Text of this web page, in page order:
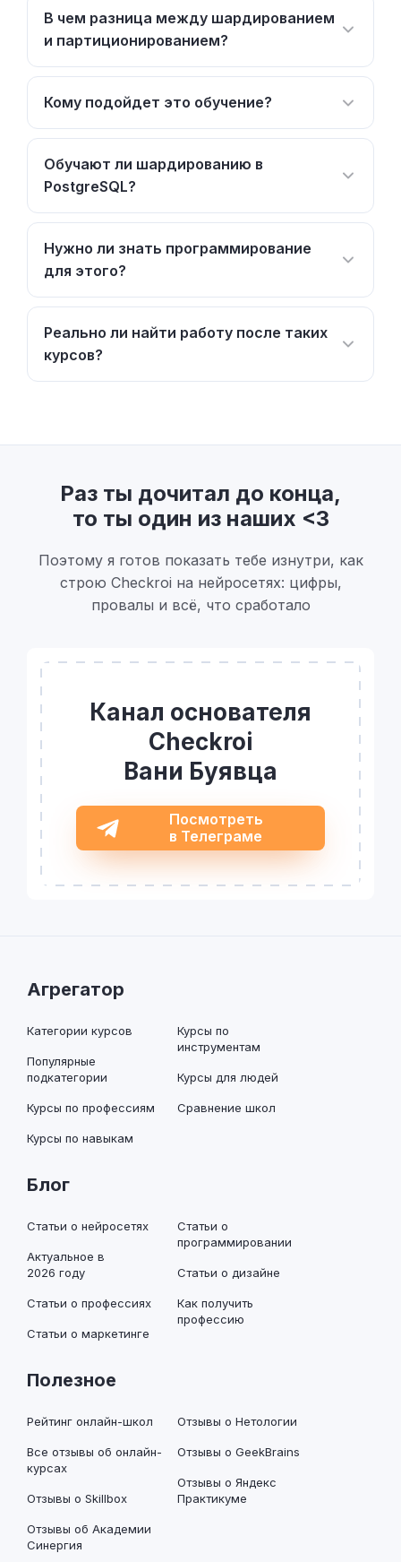
В чем разница между шардированием
и партиционированием?
Кому подойдет это обучение?
Обучают ли шардированию в
PostgreSQL?
Нужно ли знать программирование
для этого?
Реально ли найти работу после таких
курсов?
Раз ты дочитал до конца,
то ты один из наших <3
Поэтому я готов показать тебе изнутри, как
строю Checkroi на нейросетях: цифры,
провалы и всё, что сработало
Канал основателя
Checkroi
Вани Буявца
Посмотреть
в Телеграме
Агрегатор
Категории курсов
Популярные
подкатегории
Курсы по профессиям
Курсы по навыкам
Курсы по
инструментам
Курсы для людей
Сравнение школ
Блог
Статьи о нейросетях
Актуальное в
2026 году
Статьи о профессиях
Статьи о маркетинге
Статьи о
программировании
Статьи о дизайне
Как получить
профессию
Полезное
Рейтинг онлайн-школ
Все отзывы об онлайн-
курсах
Отзывы о Skillbox
Отзывы об Академии
Синергия
Отзывы о Нетологии
Отзывы о GeekBrains
Отзывы о Яндекс
Практикуме